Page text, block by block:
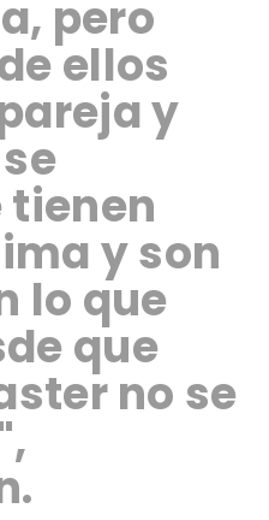
pero
ellos
y
tienen
y son
lo que
que
no se